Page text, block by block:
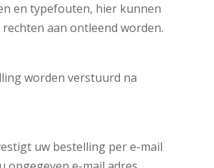
en typefouten, hier kunnen
aan ontleend worden.
worden verstuurd na
uw bestelling per e-mail